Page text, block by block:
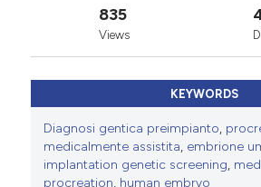
835
Views
KEYWORDS
Diagnosi gentica preimpianto,
medicalmente assistita, embrione
implantation genetic screening,
procreation, human embryo